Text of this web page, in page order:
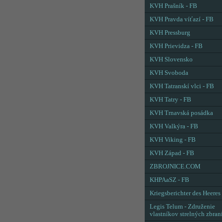
KVH Prašník - FB
KVH Pravda víťazí - FB
KVH Pressburg
KVH Prievidza - FB
KVH Slovensko
KVH Svoboda
KVH Tatranskí vlci - FB
KVH Tatry - FB
KVH Trnavská posádka
KVH Valkýra - FB
KVH Viking - FB
KVH Západ - FB
ZBROJNICE.COM
KHPAaSZ - FB
Kriegsberichter des Heeres
Legis Telum - Združenie
vlastníkov strelných